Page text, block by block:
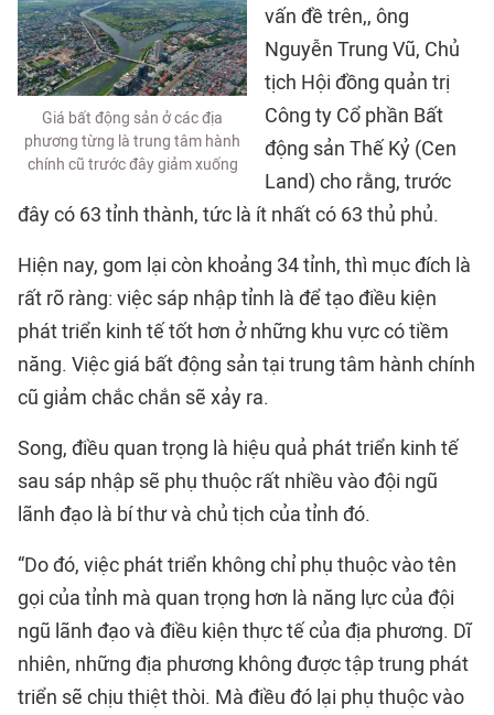
Giá bất động sản ở các địa
phương từng là trung tâm hành
chính cũ trước đây giảm xuống
vấn đề trên,, ông
Nguyễn Trung Vũ, Chủ
tịch Hội đồng quản trị
Công ty Cổ phần Bất
động sản Thế Kỷ (Cen
Land) cho rằng, trước
đây có 63 tỉnh thành, tức là ít nhất có 63 thủ phủ.
Hiện nay, gom lại còn khoảng 34 tỉnh, thì mục đích là
rất rõ ràng: việc sáp nhập tỉnh là để tạo điều kiện
phát triển kinh tế tốt hơn ở những khu vực có tiềm
năng. Việc giá bất động sản tại trung tâm hành chính
cũ giảm chắc chắn sẽ xảy ra.
Song, điều quan trọng là hiệu quả phát triển kinh tế
sau sáp nhập sẽ phụ thuộc rất nhiều vào đội ngũ
lãnh đạo là bí thư và chủ tịch của tỉnh đó.
“Do đó, việc phát triển không chỉ phụ thuộc vào tên
gọi của tỉnh mà quan trọng hơn là năng lực của đội
ngũ lãnh đạo và điều kiện thực tế của địa phương. Dĩ
nhiên, những địa phương không được tập trung phát
triển sẽ chịu thiệt thòi. Mà điều đó lại phụ thuộc vào